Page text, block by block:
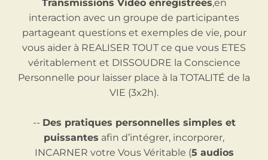
Transmissions Vidéo enregistrées,en
interaction avec un groupe de participantes
partageant questions et exemples de vie, pour
vous aider à REALISER TOUT ce que vous ETES
véritablement et DISSOUDRE la Conscience
Personnelle pour laisser place à la TOTALITÉ de la
VIE (3x2h).
-- Des pratiques personnelles simples et
puissantes afin d’intégrer, incorporer,
INCARNER votre Vous Véritable (5 audios